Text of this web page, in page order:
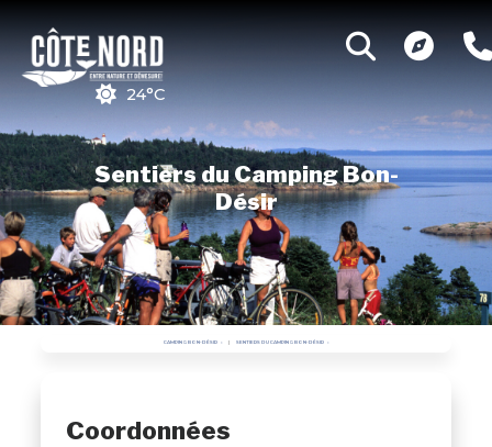
24°C
Sentiers du Camping Bon-
Désir
CAMPING BON-DÉSIR SENTIERS DU CAMPING BON-DÉSIR
Coordonnées